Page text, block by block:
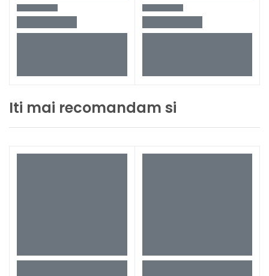
Iti mai recomandam si